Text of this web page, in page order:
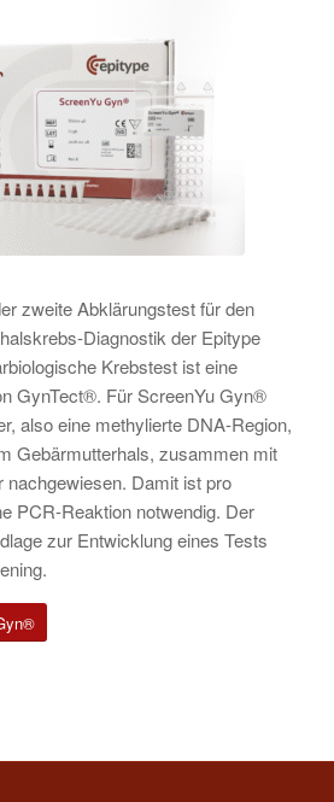
zweite Abklärungstest für den
Diagnostik der Epitype
Krebstest ist eine
GynTect®. Für ScreenYu Gyn®
also eine methylierte DNA-Region,
Gebärmutterhals, zusammen mit
nachgewiesen. Damit ist pro
PCR-Reaktion notwendig. Der
zur Entwicklung eines Tests